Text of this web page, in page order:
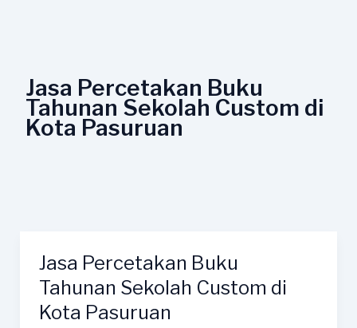
Jasa Percetakan Buku
Tahunan Sekolah Custom di
Kota Pasuruan
Jasa Percetakan Buku
Tahunan Sekolah Custom di
Kota Pasuruan
Jasa
Percetakan
Buku
Tahunan